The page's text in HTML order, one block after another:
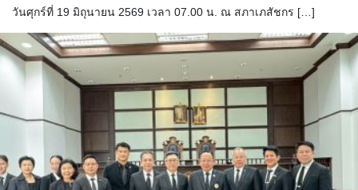
วันศุกร์ที่ 19 มิถุนายน 2569 เวลา 07.00 น. ณ สภาเภสัชกร […]